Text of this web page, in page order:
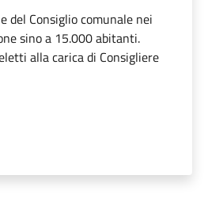
del Consiglio comunale nei
sino a 15.000 abitanti.
alla carica di Consigliere